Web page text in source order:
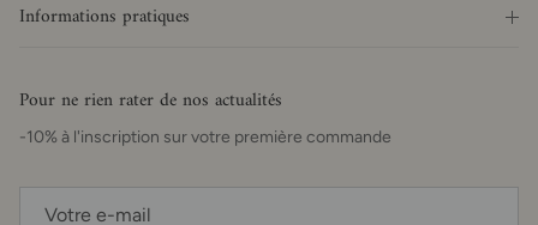
Informations pratiques
Pour ne rien rater de nos actualités
-10% à l'inscription sur votre première commande